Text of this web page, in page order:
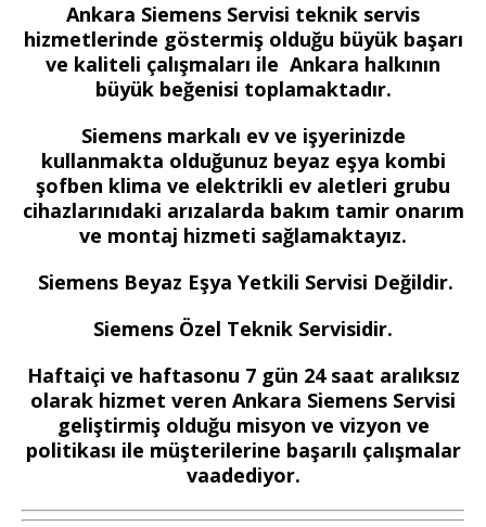
Ankara Siemens Servisi teknik servis
hizmetlerinde göstermiş olduğu büyük başarı
ve kaliteli çalışmaları ile Ankara halkının
büyük beğenisi toplamaktadır.
Siemens markalı ev ve işyerinizde
kullanmakta olduğunuz beyaz eşya kombi
şofben klima ve elektrikli ev aletleri grubu
cihazlarınıdaki arızalarda bakım tamir onarım
ve montaj hizmeti sağlamaktayız.
Siemens Beyaz Eşya Yetkili Servisi Değildir.
Siemens Özel Teknik Servisidir.
Haftaiçi ve haftasonu 7 gün 24 saat aralıksız
olarak hizmet veren Ankara Siemens Servisi
geliştirmiş olduğu misyon ve vizyon ve
politikası ile müşterilerine başarılı çalışmalar
vaadediyor.